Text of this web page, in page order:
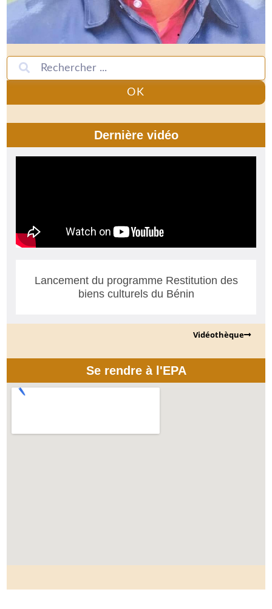
OK
Dernière vidéo
Lancement du programme Restitution des
biens culturels du Bénin
Vidéothèque
Se rendre à l'EPA